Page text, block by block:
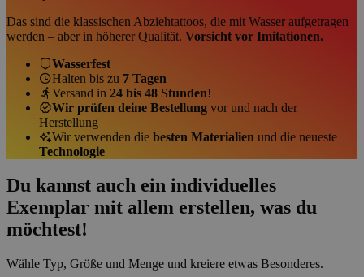
Das sind die klassischen Abziehtattoos, die mit Wasser aufgetragen
werden – aber in höherer Qualität. Vorsicht vor Imitationen.
Wasserfest
Halten bis zu 7 Tagen
Versand in 24 bis 48 Stunden!
Wir prüfen deine Bestellung vor und nach der
Herstellung
Wir verwenden die besten Materialien und die neueste
Technologie
Du kannst auch ein individuelles
Exemplar mit allem erstellen, was du
möchtest!
Wähle Typ, Größe und Menge und kreiere etwas Besonderes.